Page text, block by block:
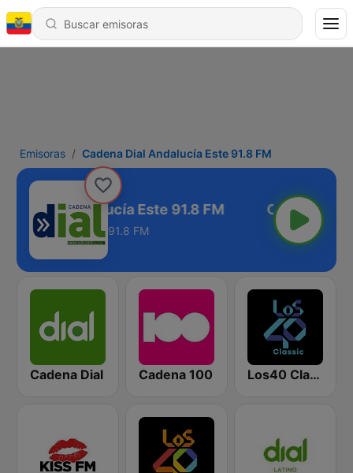
Emisoras Cadena Dial Andalucía Este 91.8 FM
Dial Andalucía Este 91.8 FM
91.8 FM
Cadena Dial Cadena 100 Los40 Classic